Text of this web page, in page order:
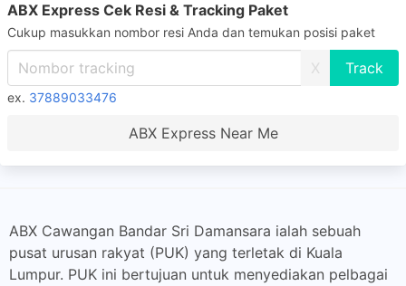
ABX Express Cek Resi & Tracking Paket
Cukup masukkan nombor resi Anda dan temukan posisi paket
X
ex. 37889033476
ABX Express Near Me
ABX Cawangan Bandar Sri Damansara ialah sebuah
pusat urusan rakyat (PUK) yang terletak di Kuala
Lumpur. PUK ini bertujuan untuk menyediakan pelbagai